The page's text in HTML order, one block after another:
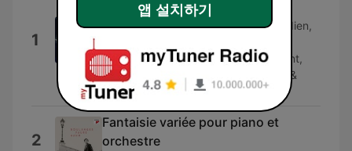
1
Knight"
Hillevi Martinpelto, Christoph Prégardien,
Orchestra of the Age of Enlightenment,
Philippe Herreweghe, Andrew Watts &
Stephen Keavy
2
Fantaisie variée pour piano et
orchestre
앱 설치하기